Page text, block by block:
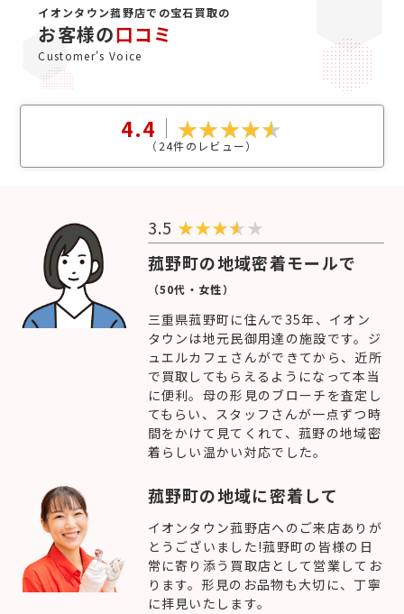
イオンタウン菰野店での宝石買取の
お客様の口コミ
Customer's Voice
4.4
（ 24件のレビュー）
3.5 ★★★
★
菰野町の地域密着モールで
（50代・女性）
三重県菰野町に住んで35年、イオン
タウンは地元民御用達の施設です。ジ
ュエルカフェさんができてから、近所
で買取してもらえるようになって本当
に便利。母の形見のブローチを査定し
てもらい、スタッフさんが一点ずつ時
間をかけて見てくれて、菰野の地域密
着らしい温かい対応でした。
菰野町の地域に密着して
イオンタウン菰野店へのご来店ありが
とうございました!菰野町の皆様の日
常に寄り添う買取店として営業してお
ります。形見のお品物も大切に、丁寧
に拝見いたします。